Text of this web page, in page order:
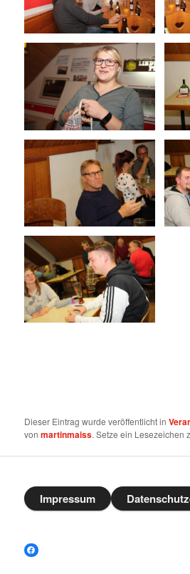
Dieser Eintrag wurde veröffentlicht in
vonmartinmaiss. Setze ein Lesezeichen
Impressum
Facebook